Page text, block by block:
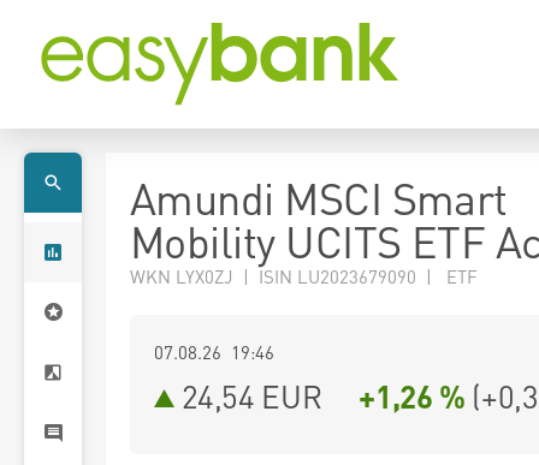
Amundi MSCI Smart
Mobility UCITS ETF
WKN LYX0ZJ | ISIN LU2023679090 | ETF
07.08.26 19:46
24,54 EUR +1,26 % (